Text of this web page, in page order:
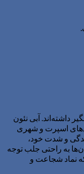
داشته‌اند. آبی نئون
اسپرت و شهری
و شدت خود،
به راحتی جلب توجه
نماد شجاعت و